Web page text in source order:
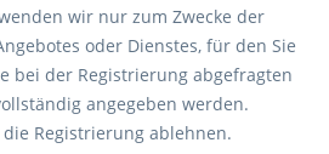
wir nur zum Zwecke der
oder Dienstes, für den Sie
bei der Registrierung abgefragten
angegeben werden.
Registrierung ablehnen.